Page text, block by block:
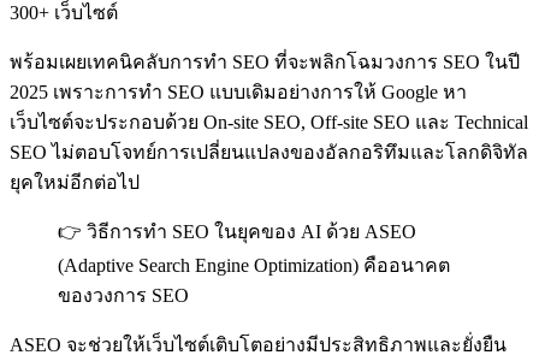
300+ เว็บไซต์
พร้อมเผยเทคนิคลับการทำ SEO ที่จะพลิกโฉมวงการ SEO ในปี
2025 เพราะการทำ SEO แบบเดิมอย่างการให้ Google หา
เว็บไซต์จะประกอบด้วย On-site SEO, Off-site SEO และ Technical
SEO ไม่ตอบโจทย์การเปลี่ยนแปลงของอัลกอริทึมและโลกดิจิทัล
ยุคใหม่อีกต่อไป
👉 วิธีการทำ SEO ในยุคของ AI ด้วย ASEO
(Adaptive Search Engine Optimization) คืออนาคต
ของวงการ SEO
ASEO จะช่วยให้เว็บไซต์เติบโตอย่างมีประสิทธิภาพและยั่งยืน